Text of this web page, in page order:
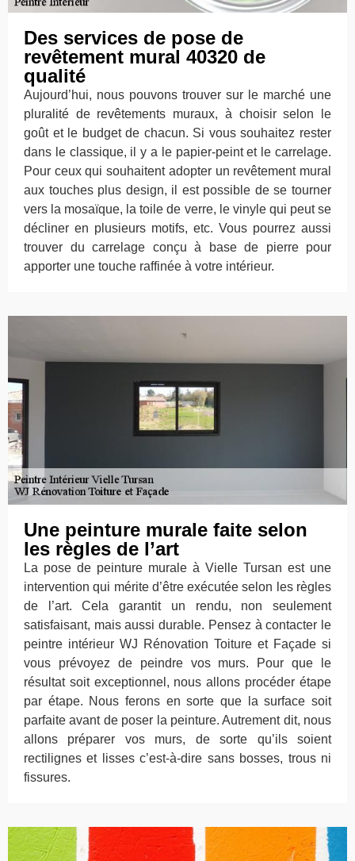
Des services de pose de
revêtement mural 40320 de
qualité
Aujourd’hui, nous pouvons trouver sur le marché une
pluralité de revêtements muraux, à choisir selon le
goût et le budget de chacun. Si vous souhaitez rester
dans le classique, il y a le papier-peint et le carrelage.
Pour ceux qui souhaitent adopter un revêtement mural
aux touches plus design, il est possible de se tourner
vers la mosaïque, la toile de verre, le vinyle qui peut se
décliner en plusieurs motifs, etc. Vous pourrez aussi
trouver du carrelage conçu à base de pierre pour
apporter une touche raffinée à votre intérieur.
Une peinture murale faite selon
les règles de l’art
La pose de peinture murale à Vielle Tursan est une
intervention qui mérite d’être exécutée selon les règles
de l’art. Cela garantit un rendu, non seulement
satisfaisant, mais aussi durable. Pensez à contacter le
peintre intérieur WJ Rénovation Toiture et Façade si
vous prévoyez de peindre vos murs. Pour que le
résultat soit exceptionnel, nous allons procéder étape
par étape. Nous ferons en sorte que la surface soit
parfaite avant de poser la peinture. Autrement dit, nous
allons préparer vos murs, de sorte qu’ils soient
rectilignes et lisses c’est-à-dire sans bosses, trous ni
fissures.